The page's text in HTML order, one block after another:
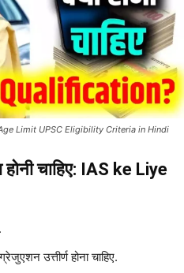
Limit UPSC Eligibility Criteria in Hindi
चाहिए: IAS ke Liye
उत्तीर्ण होना चाहिए.